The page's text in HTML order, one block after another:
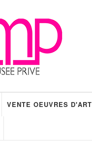
VENTE OEUVRES D'ART